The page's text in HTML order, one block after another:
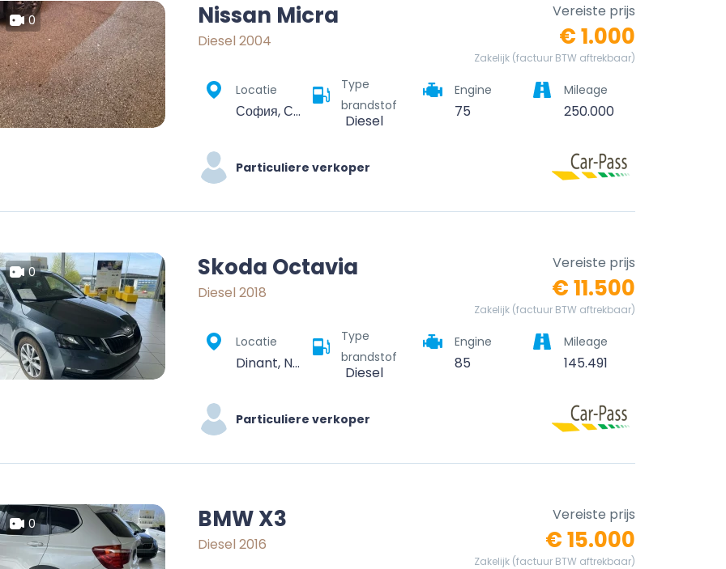
0 Nissan Micra
Diesel 2004
Vereiste prijs
€ 1.000
Zakelijk (factuur BTW aftrekbaar)
Locatie
София, Средец, Столична, София-град, България
Type
brandstof
Diesel
Engine
75
Mileage
250.000
Particuliere verkoper
0 Skoda Octavia
Diesel 2018
Vereiste prijs
€ 11.500
Zakelijk (factuur BTW aftrekbaar)
Locatie
Dinant, Namur, Wallonie, Belgique
Type
brandstof
Diesel
Engine
85
Mileage
145.491
Particuliere verkoper
0 BMW X3
Diesel 2016
Vereiste prijs
€ 15.000
Zakelijk (factuur BTW aftrekbaar)